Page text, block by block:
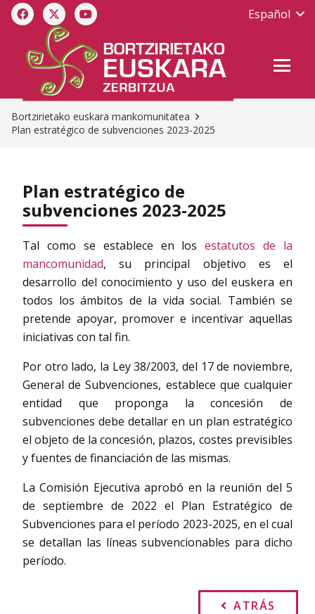
Español
Bortzirietako euskara mankomunitatea
Plan estratégico de subvenciones 2023-2025
Plan estratégico de
subvenciones 2023-2025
Tal como se establece en losestatutos de la
mancomunidad, su principal objetivo es el
desarrollo del conocimiento y uso del euskera en
todos los ámbitos de la vida social. También se
pretende apoyar, promover e incentivar aquellas
iniciativas con tal fin.
Por otro lado, la Ley 38/2003, del 17 de noviembre,
General de Subvenciones, establece que cualquier
entidad que proponga la concesión de
subvenciones debe detallar en un plan estratégico
el objeto de la concesión, plazos, costes previsibles
y fuentes de financiación de las mismas.
La Comisión Ejecutiva aprobó en la reunión del 5
de septiembre de 2022 el Plan Estratégico de
Subvenciones para el período 2023-2025, en el cual
se detallan las líneas subvencionables para dicho
período.
ATRÁS